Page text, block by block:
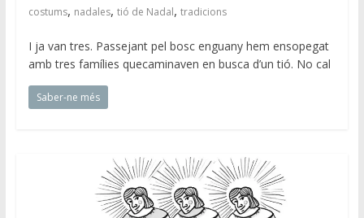
costums, nadales, tió de Nadal, tradicions
I ja van tres. Passejant pel bosc enguany hem ensopegat
amb tres famílies quecaminaven en busca d’un tió. No cal
Saber-ne més